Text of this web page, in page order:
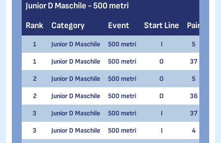
Junior D Maschile - 500 metri
Rank
Category Event Start Line Pair
1 Junior D Maschile 500 metri I 5
1 Junior D Maschile 500 metri O 37
2 Junior D Maschile 500 metri O 5
2 Junior D Maschile 500 metri O 36
3 Junior D Maschile 500 metri I 37
3 Junior D Maschile 500 metri I 4